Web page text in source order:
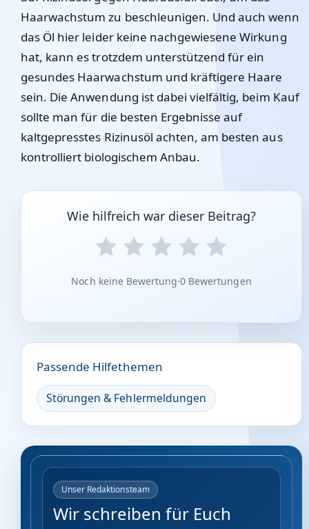
Haarwachstum zu beschleunigen. Und auch wenn
das Öl hier leider keine nachgewiesene Wirkung
hat, kann es trotzdem unterstützend für ein
gesundes Haarwachstum und kräftigere Haare
sein. Die Anwendung ist dabei vielfältig, beim Kauf
sollte man für die besten Ergebnisse auf
kaltgepresstes Rizinusöl achten, am besten aus
kontrolliert biologischem Anbau.
Wie hilfreich war dieser Beitrag?
Noch keine Bewertung·0 Bewertungen
Passende Hilfethemen
Störungen & Fehlermeldungen
Unser Redaktionsteam
Wir schreiben für Euch